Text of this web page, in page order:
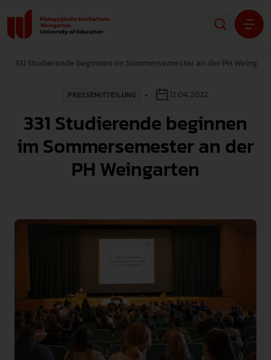
Transfer
Hochschule
PRESSE
GEBÄRDENSPRACHE
LEICHTE SPRACHE
331 Studierende beginnen im Sommersemester an der PH
PRESSEMITTEILUNG 12.04.2022
331 Studierende beginnen
im Sommersemester an der
PH Weingarten